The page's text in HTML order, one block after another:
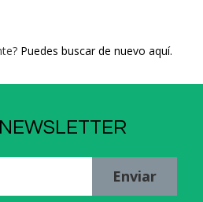
Puedes buscar de nuevo aquí.
NEWSLETTER
Enviar